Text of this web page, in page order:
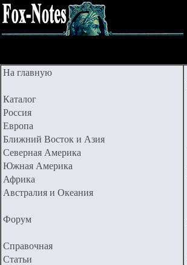
На главную
Каталог
Россия
Европа
Ближний Восток и Азия
Северная Америка
Южная Америка
Африка
Австралия и Океания
Форум
Справочная
Статьи